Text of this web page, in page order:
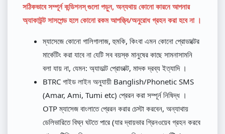
সঠিকভাবে সম্পূর্ন কন্ডিশনস্ গুলো পড়ুন, অন্যথায় কোনো কারনে আপনার
অ্যাকাউন্ট সাসপেন্ড হলে কোনো রকম আপত্ত্বি/অনুরোধ গ্রহন করা হবে না ।
ম্যাসেজে কোনো গালিগালাজ, হুমকি, কিংবা এমন কোনো প্রোডাক্টের
মার্কেটিং করা যাবে না যেটি সব বয়স্ক মানুষের কাছে সামনাসামনি
বলা যায় না, যেমন: অ্যাডাল্ট প্রোডাক্ট, মাদক দ্রব্য ইত্যাদি ।
BTRC গাইড লাইন অনুযায়ী Banglish/Phonetic SMS
(Amar, Ami, Tumi etc) প্রেরন করা সম্পূর্ন নিষিদ্ধ ।
OTP ম্যাসেজ বাংলাতে প্রেরন করার চেস্টা করবেন, অন্যাথায়
ডেলিভারিতে বিঘ্ন ঘটতে পারে (যার দ্বায়ভার গ্রিনওয়েব গ্রহন করবে